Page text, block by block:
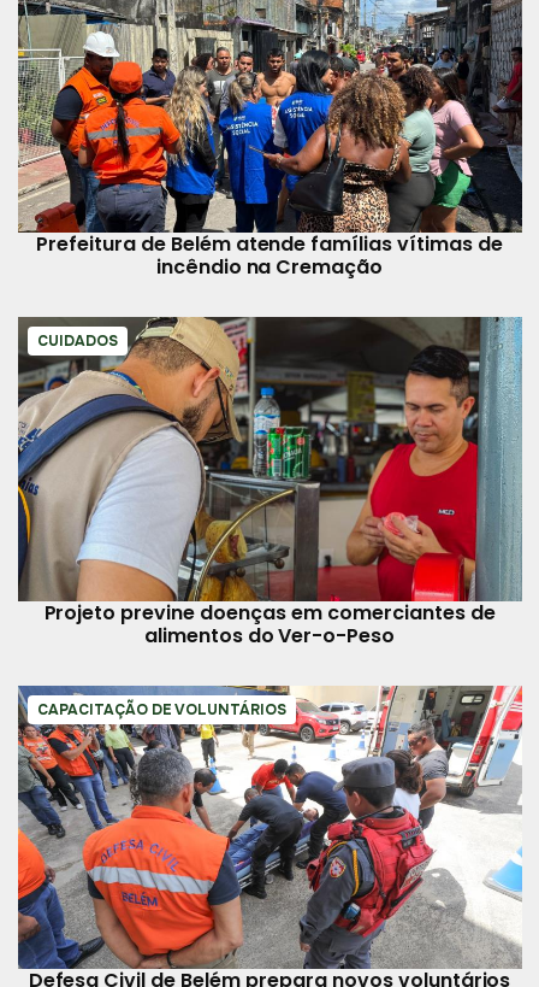
Prefeitura de Belém atende famílias vítimas de
incêndio na Cremação
CUIDADOS
Projeto previne doenças em comerciantes de
alimentos do Ver-o-Peso
CAPACITAÇÃO DE VOLUNTÁRIOS
Defesa Civil de Belém prepara novos voluntários